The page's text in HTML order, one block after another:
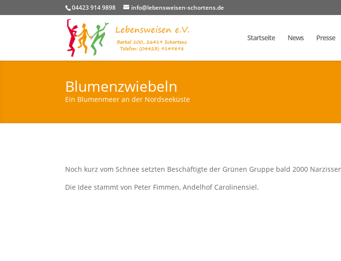
04423 914 9898 info@lebensweisen-schortens.de
Startseite News Presse
Blumenzwiebeln
Ein Blumenmeer an der Nordseeküste
Noch kurz vom Schnee setzten Beschäftigte der Grünen Gruppe bald 2000
Die Idee stammt von Peter Fimmen, Andelhof Carolinensiel.